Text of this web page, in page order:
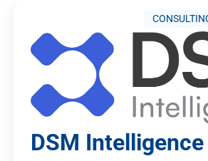
DSM Intelligence